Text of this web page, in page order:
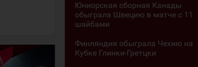
Юниорская сборная Канады
обыграла Швецию в матче с 11
шайбами
Финляндия обыграла Чехию на
Кубке Глинки-Гретцки